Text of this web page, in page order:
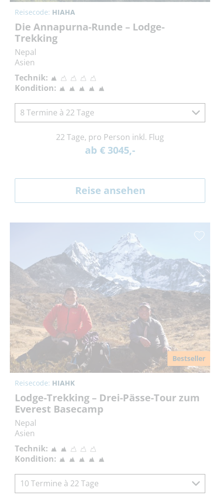
Reisecode: HIAHA
Die Annapurna-Runde – Lodge-
Trekking
Nepal
Asien
Technik:
Kondition:
8 Termine à 22 Tage
22 Tage, pro Person inkl. Flug
ab € 3045,-
Reise ansehen
Bestseller
Reisecode: HIAHK
Lodge-Trekking – Drei-Pässe-Tour zum
Everest Basecamp
Nepal
Asien
Technik:
Kondition:
10 Termine à 22 Tage